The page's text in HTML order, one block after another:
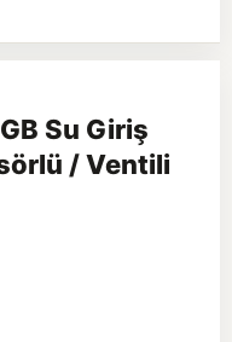
Su Giriş
/ Ventili